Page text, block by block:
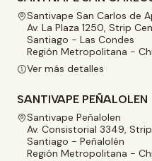
Santivape San Carlos de
Av. La Plaza 1250, Strip
Santiago - Las Condes
Región Metropolitana -
Ver más detalles
SANTIVAPE PEÑALOLEN
Santivape Peñalolen
Av. Consistorial 3349,
Santiago - Peñalolén
Región Metropolitana -